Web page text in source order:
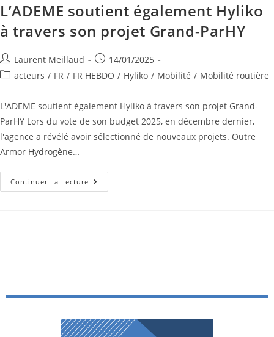
L’ADEME soutient également Hyliko
à travers son projet Grand-ParHY
Laurent Meillaud
14/01/2025
acteurs / FR / FR HEBDO / Hyliko / Mobilité / Mobilité routière
L'ADEME soutient également Hyliko à travers son projet Grand-
ParHY Lors du vote de son budget 2025, en décembre dernier,
l'agence a révélé avoir sélectionné de nouveaux projets. Outre
Armor Hydrogène…
Continuer La Lecture